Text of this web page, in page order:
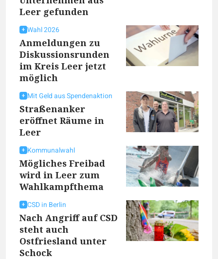
Leer gefunden
Wahl 2026
Anmeldungen zu
Diskussionsrunden
im Kreis Leer jetzt
möglich
Mit Geld aus Spendenaktion
Straßenanker
eröffnet Räume in
Leer
Kommunalwahl
Mögliches Freibad
wird in Leer zum
Wahlkampfthema
CSD in Berlin
Nach Angriff auf CSD
steht auch
Ostfriesland unter
Schock